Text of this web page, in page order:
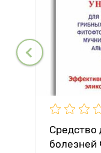
Средство
болезней